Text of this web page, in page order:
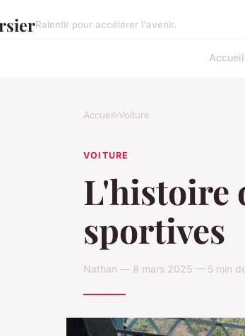
Ralentir pour accélérer l'avenir.
Accueil
Accueil›Voiture
VOITURE
L'histoire
sportives
Nathan — 8 mars 2025 — 5 min